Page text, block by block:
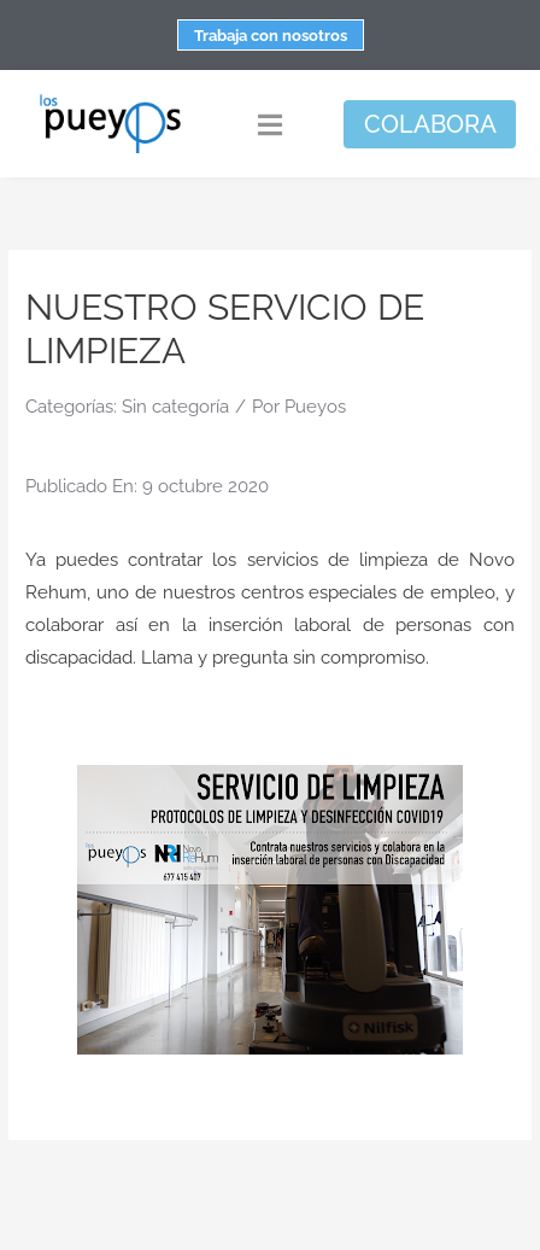
contenido
Trabaja con nosotros
Toggle
Apoyo personal y familiar
Espacio de bienestar
Responsabilidad social
Actualidad
Contacto
COLABORA
NUESTRO SERVICIO DE
LIMPIEZA
Categorías: Sin categoría / Por Pueyos
Publicado En: 9 octubre 2020
Ya puedes contratar los servicios de limpieza de Novo
Rehum, uno de nuestros centros especiales de empleo, y
colaborar así en la inserción laboral de personas con
discapacidad. Llama y pregunta sin compromiso.